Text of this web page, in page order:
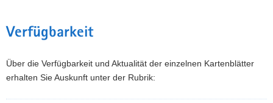
Verfügbarkeit
Über die Verfügbarkeit und Aktualität der einzelnen Kartenblätter
erhalten Sie Auskunft unter der Rubrik: